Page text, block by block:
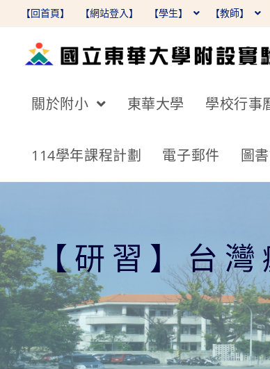
【回首頁】 【網站登入】 【學生】 【教師】
關於附小 東華大學 學校行事
114學年課程計劃 電子郵件 圖
【研習】台